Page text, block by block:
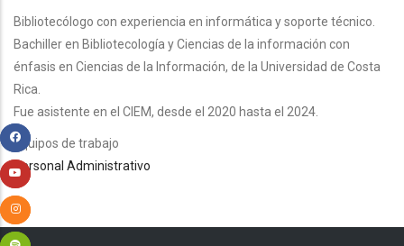
Body
Bibliotecólogo con experiencia en informática y soporte técnico.
Bachiller en Bibliotecología y Ciencias de la información con
énfasis en Ciencias de la Información, de la Universidad de Costa
Rica.
Fue asistente en el CIEM, desde el 2020 hasta el 2024.
Equipos de trabajo
Personal Administrativo